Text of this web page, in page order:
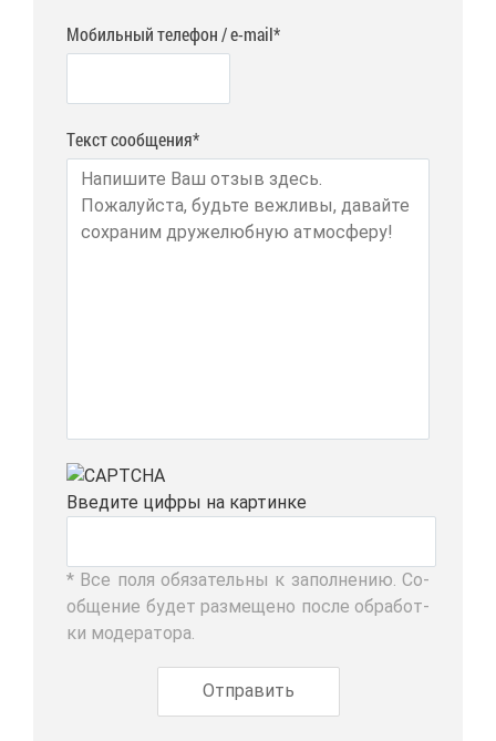
Мобильный телефон / e-mail*
Текст сообщения*
Вве­ди­те циф­ры на кар­тин­ке
* Все по­ля обя­за­тель­ны к за­пол­не­нию. Со­
об­ще­ние бу­дет раз­ме­ще­но по­сле об­ра­бот­
ки мо­де­ра­то­ра.